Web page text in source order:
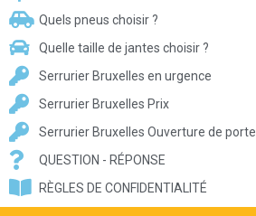
Quels pneus choisir ?
Quelle taille de jantes choisir ?
Serrurier Bruxelles en urgence
Serrurier Bruxelles Prix
Serrurier Bruxelles Ouverture de porte
QUESTION - RÉPONSE
RÈGLES DE CONFIDENTIALITÉ